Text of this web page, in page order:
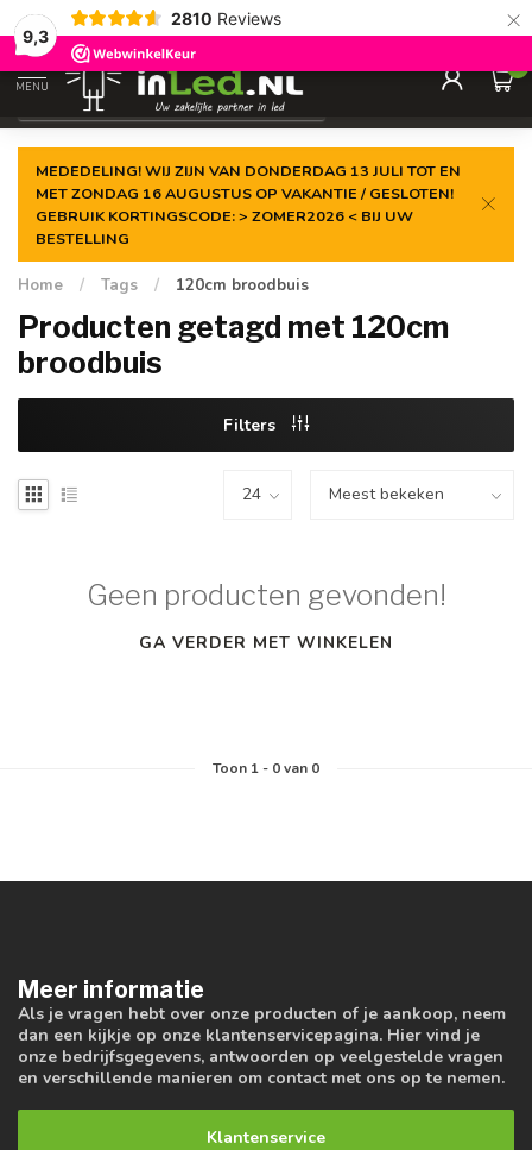
9,3
2810 Reviews ×
Gegarandeerde delaagste prijs
MENU
0
MEDEDELING! WIJ ZIJN VAN DONDERDAG 13 JULI TOT EN
MET ZONDAG 16 AUGUSTUS OP VAKANTIE / GESLOTEN!
GEBRUIK KORTINGSCODE: > ZOMER2026 < BIJ UW
BESTELLING
Home / Tags / 120cm broodbuis
Producten getagd met 120cm
broodbuis
Filters
Geen producten gevonden!
GA VERDER MET WINKELEN
Toon 1- 0van 0
Meer informatie
Als je vragen hebt over onze producten of je aankoop, neem
dan een kijkje op onze klantenservicepagina. Hier vind je
onze bedrijfsgegevens, antwoorden op veelgestelde vragen
en verschillende manieren om contact met ons op te nemen.
Klantenservice